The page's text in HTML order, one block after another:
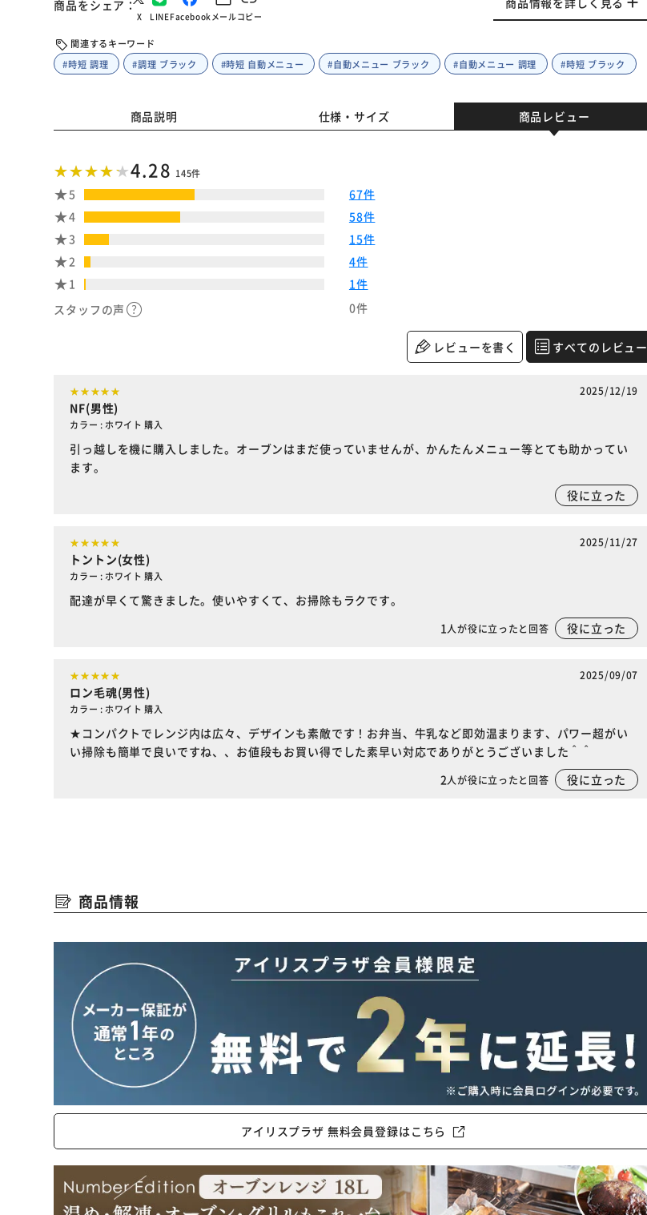
商品をシェア
X LINEFacebookメールコピー
関連するキーワード
#時短 調理
#調理 ブラック #時短 自動メニュー #自動メニュー ブラック #自動メニュー 調理 #時短 ブラック
商品説明 仕様・サイズ 商品レビュー
4.28 145件
5
67件
4
58件
3
15件
2
4件
1
1件
スタッフの声
0件
レビューを書く すべてのレビュー
2025/12/19
NF(男性)
カラー : ホワイト 購入
引っ越しを機に購入しました。オーブンはまだ使っていませんが、かんたんメニュー等とても助かってい
ます。
役に立った
2025/11/27
トントン(女性)
カラー : ホワイト 購入
配達が早くて驚きました。使いやすくて、お掃除もラクです。
1人が役に立ったと回答 役に立った
2025/09/07
ロン毛魂(男性)
カラー : ホワイト 購入
★コンパクトでレンジ内は広々、デザインも素敵です！お弁当、牛乳など即効温まります、パワー超がい
い掃除も簡単で良いですね、、お値段もお買い得でした素早い対応でありがとうございました＾＾
2人が役に立ったと回答 役に立った
商品情報
アイリスプラザ 無料会員登録はこちら
※ご確認ください
カートに入れる 購入手続きへ